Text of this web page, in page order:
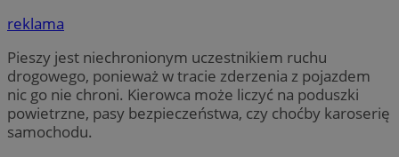
reklama
Pieszy jest niechronionym uczestnikiem ruchu
drogowego, ponieważ w tracie zderzenia z pojazdem
nic go nie chroni. Kierowca może liczyć na poduszki
powietrzne, pasy bezpieczeństwa, czy choćby karoserię
samochodu.